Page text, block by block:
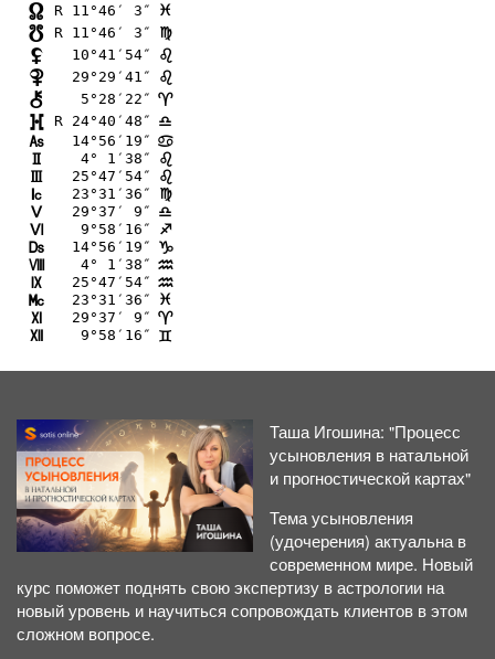
x R 11°46′ 3″ F
y R 11°46′ 3″ @
z 10°41′54″ ?
{ 29°29′41″ ?
| 5°28′22″ ;
} R 24°40′48″ A
G 14°56′19″ >
4° 1′38″ ?
25°47′54″ ?
J 23°31′36″ @
K 29°37′ 9″ A
L 9°58′16″ C
M 14°56′19″ D
N 4° 1′38″ E
O 25°47′54″ E
P 23°31′36″ F
Q 29°37′ 9″ ;
R 9°58′16″ =
Таша Игошина: "Процесс
усыновления в натальной
и прогностической картах"
Тема усыновления
(удочерения) актуальна в
современном мире. Новый
курс поможет поднять свою экспертизу в астрологии на
новый уровень и научиться сопровождать клиентов в этом
сложном вопросе.